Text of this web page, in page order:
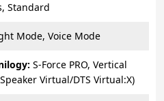
Standard
Mode, Voice Mode
S-Force PRO, Vertical
Virtual/DTS Virtual:X)